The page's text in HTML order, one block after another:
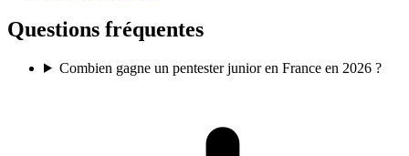
Questions fréquentes
Combien gagne un pentester junior en France en 2026 ?